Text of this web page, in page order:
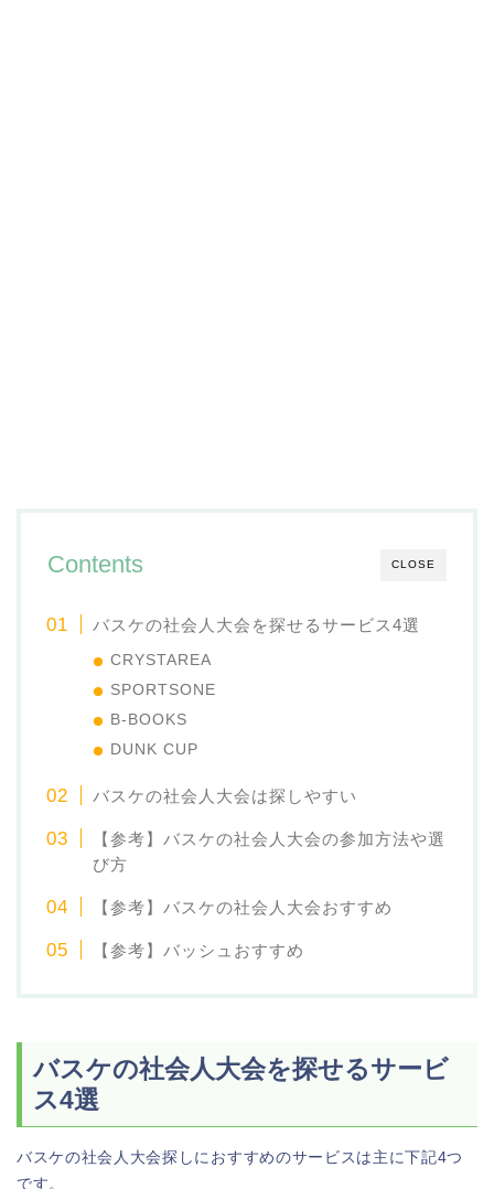
CLOSE
Contents
バスケの社会人大会を探せるサービス4選
CRYSTAREA
SPORTSONE
B-BOOKS
DUNK CUP
バスケの社会人大会は探しやすい
【参考】バスケの社会人大会の参加方法や選
び方
【参考】バスケの社会人大会おすすめ
【参考】バッシュおすすめ
バスケの社会人大会を探せるサービ
ス4選
バスケの社会人大会探しにおすすめのサービスは主に下記4つ
です。